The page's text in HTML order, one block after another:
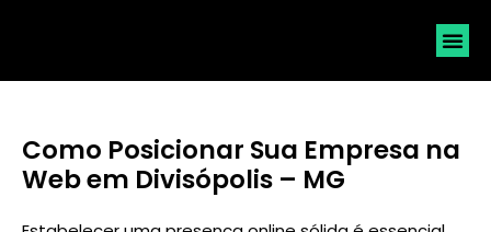
Como Posicionar Sua Empresa na
Web em Divisópolis – MG